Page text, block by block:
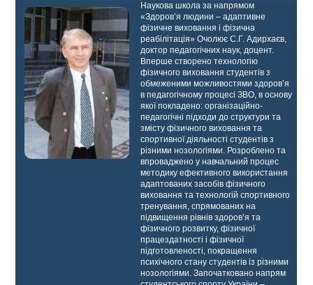
Наукова школа за напрямом
«Здоров’я людини – адаптивне
фізичне виховання і фізична
реабілітація» Очолює С.Г. Адирхаєв,
доктор педагогічних наук, доцент.
Вперше створено технологію
фізичного виховання студентів з
обмеженими можливостями здоров’я
в педагогічному процесі ЗВО, в основу
якої покладено: організаційно-
педагогічні підходи до структури та
змісту фізичного виховання та
спортивної діяльності студентів з
різними нозологіями. Розроблено та
впроваджено у навчальний процес
методику ефективного використання
адаптованих засобів фізичного
виховання та технологій спортивного
тренування, спрямованих на
підвищення рівнів здоров’я та
фізичного розвитку, фізичної
працездатності і фізичної
підготовленості, покращення
психічного стану студентів із різними
нозологіями. Започатковано напрям